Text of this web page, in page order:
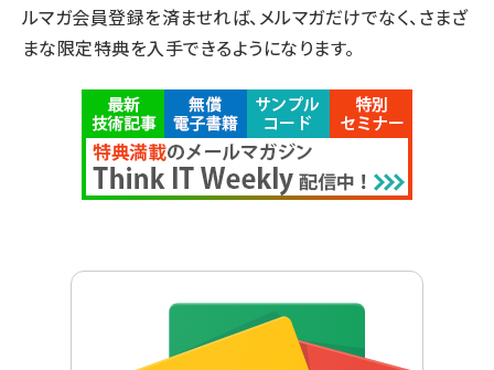
ルマガ会員登録を済ませれば、メルマガだけでなく、さまざ
まな限定特典を入手できるようになります。